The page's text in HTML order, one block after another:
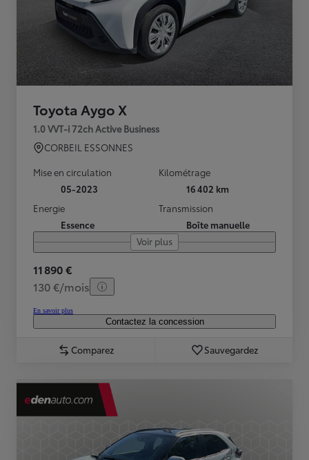
Toyota Aygo X
1.0 VVT-i 72ch Active Business
CORBEIL ESSONNES
Mise en circulation
05-2023
Kilométrage
16 402 km
Energie
Essence
Transmission
Boîte manuelle
Voir plus
11 890 €
130 €/mois
En savoir plus
Contactez la concession
Comparez Sauvegardez